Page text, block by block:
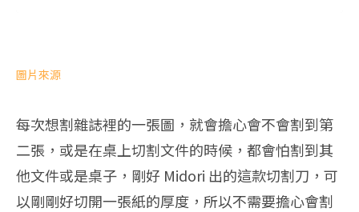
圖片來源
每次想割雜誌裡的一張圖，就會擔心會不會割到第
二張，或是在桌上切割文件的時候，都會怕割到其
他文件或是桌子，剛好 Midori 出的這款切割刀，可
以剛剛好切開一張紙的厚度，所以不需要擔心會割